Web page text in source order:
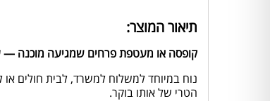
תיאור המוצר:
קופסה או מעטפת פרחים שמגיעה מוכנה
נוח במיוחד למשלוח למשרד, לבית חולים
הטרי של אותו בוקר.